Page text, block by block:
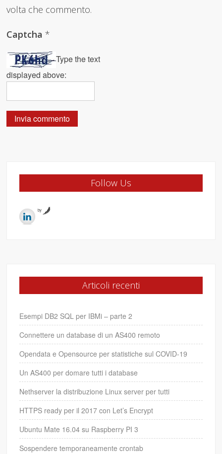
volta che commento.
Captcha*
Type the text
displayed above:
Follow Us
by
Articoli recenti
Esempi DB2 SQL per IBMi – parte 2
Connettere un database di un AS400 remoto
Opendata e Opensource per statistiche sul COVID-19
Un AS400 per domare tutti i database
Nethserver la distribuzione Linux server per tutti
HTTPS ready per il 2017 con Let’s Encrypt
Ubuntu Mate 16.04 su Raspberry PI 3
Sospendere temporaneamente crontab